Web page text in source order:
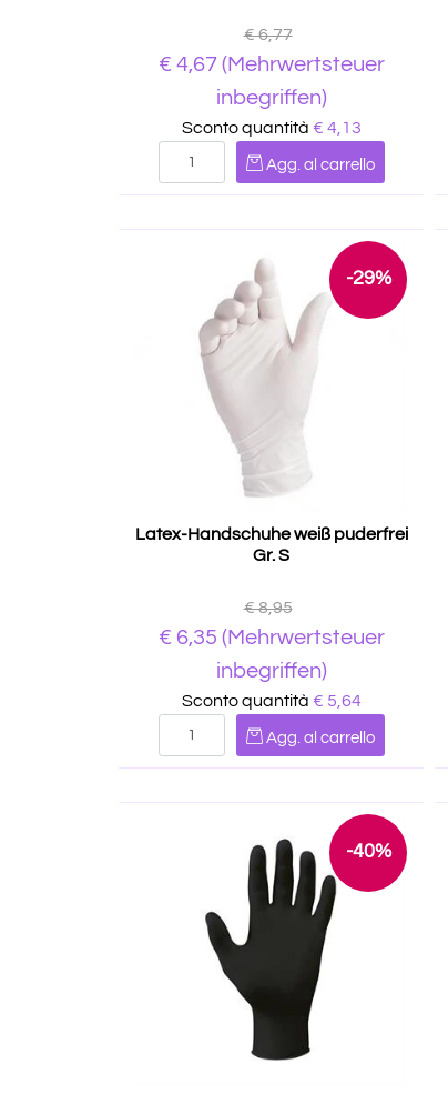
€ 6,77
€ 4,67 (Mehrwertsteuer
inbegriffen)
Sconto quantità € 4,13
Quantità
Agg. al carrello
-29%
Latex-Handschuhe weiß puderfrei
Gr. S
€ 8,95
€ 6,35 (Mehrwertsteuer
inbegriffen)
Sconto quantità € 5,64
Quantità
Agg. al carrello
-40%